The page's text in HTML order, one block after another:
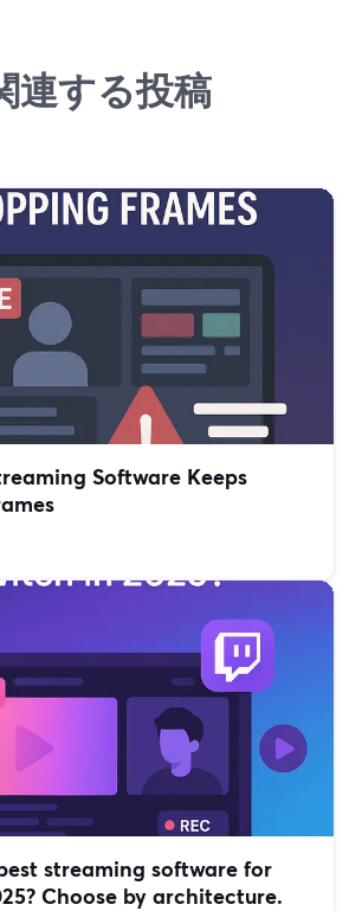
連する投稿
Software Keeps
streaming software for
Choose by architecture.